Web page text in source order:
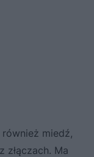
miedź,
złączach. Ma